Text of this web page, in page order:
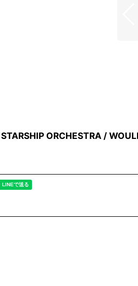
ORCHESTRA /